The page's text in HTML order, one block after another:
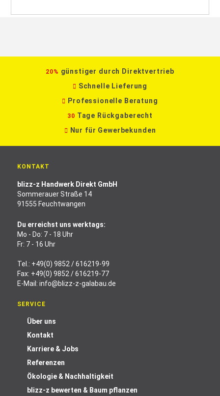
20% günstiger durch Direktvertrieb
Schnelle Lieferung
Professionelle Beratung
30 Tage Rückgaberecht
Nur für Gewerbekunden
KONTAKT
blizz-z Handwerk Direkt GmbH
Sommerauer Straße 14
91555 Feuchtwangen
Du erreichst uns werktags:
Mo - Do: 7 - 18 Uhr
Fr: 7 - 16 Uhr
Tel.: +49(0) 9852 / 616219-99
Fax: +49(0) 9852 / 616219-77
E-Mail: info@blizz-z-galabau.de
SERVICE
Über uns
Kontakt
Karriere & Jobs
Referenzen
Ökologie & Nachhaltigkeit
blizz-z bewerten & Baum pflanzen